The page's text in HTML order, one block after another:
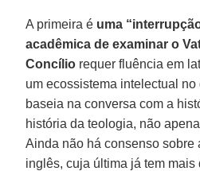
A primeira é uma
acadêmica de examinar o
Concílio requer fluência em
um ecossistema intelectual
baseia na conversa com a
história da teologia, não
Ainda não há consenso sobre
inglês, cuja última já tem mais